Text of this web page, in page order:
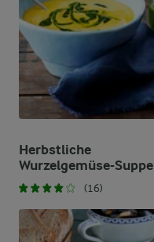
Herbstliche
Wurzelgemüse-Suppe
(16)